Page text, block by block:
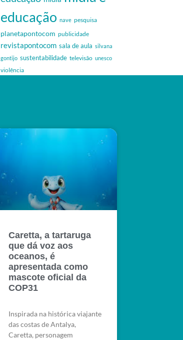
educação nave pesquisa
planetapontocom publicidade
revistapontocom sala de aula silvana
gontijo sustentabilidade televisão unesco
violência
Caretta, a tartaruga
que dá voz aos
oceanos, é
apresentada como
mascote oficial da
COP31
Inspirada na histórica viajante
das costas de Antalya,
Caretta, personagem